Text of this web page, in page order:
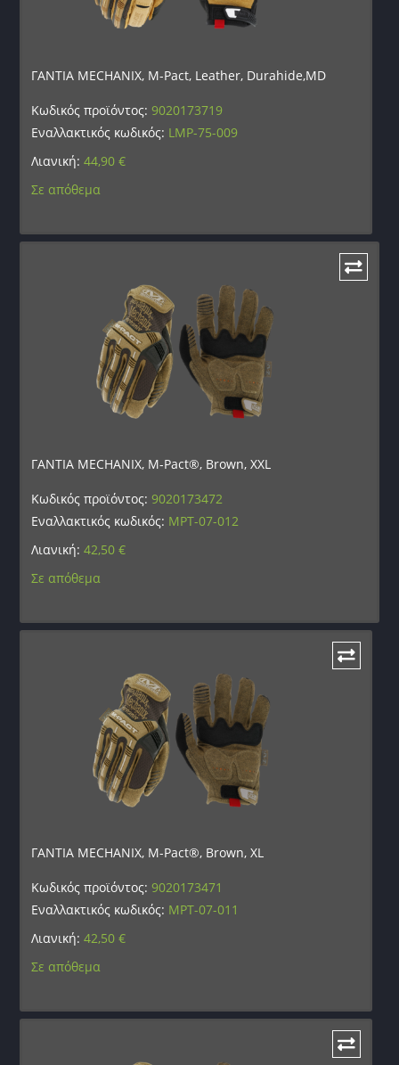
ΓΑΝΤΙΑ MECHANIX, M-Pact, Leather, Durahide,MD
Κωδικός προϊόντος:9020173719
Εναλλακτικός κωδικός: LMP-75-009
Λιανική:44,90€
Σε απόθεμα
ΓΑΝΤΙΑ MECHANIX, M-Pact®, Brown, XXL
Κωδικός προϊόντος:9020173472
Εναλλακτικός κωδικός: MPT-07-012
Λιανική:42,50€
Σε απόθεμα
ΓΑΝΤΙΑ MECHANIX, M-Pact®, Brown, XL
Κωδικός προϊόντος:9020173471
Εναλλακτικός κωδικός: MPT-07-011
Λιανική:42,50€
Σε απόθεμα